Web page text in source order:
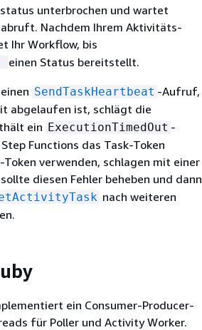
unterbrochen und wartet
Nachdem Ihrem Aktivitäts-
Ihr Workflow, bis
einen Status bereitstellt.
SendTaskHeartbeat -Aufruf,
abgelaufen ist, schlägt die
ein ExecutionTimedOut -
Functions das Task-Token
verwenden, schlagen mit einer
diesen Fehler beheben und dann
nach weiteren
ein Consumer-Producer-
für Poller und Activity Worker.